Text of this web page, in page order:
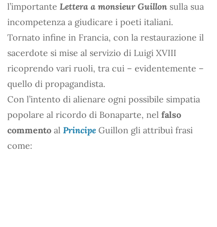
l’importante Lettera a monsieur Guillon sulla sua
incompetenza a giudicare i poeti italiani.
Tornato infine in Francia, con la restaurazione il
sacerdote si mise al servizio di Luigi XVIII
ricoprendo vari ruoli, tra cui – evidentemente –
quello di propagandista.
Con l’intento di alienare ogni possibile simpatia
popolare al ricordo di Bonaparte, nel falso
commento al Principe Guillon gli attribuì frasi
come: